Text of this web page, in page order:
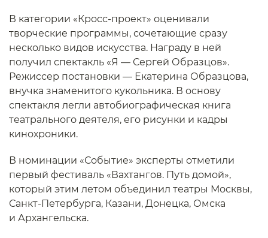
В категории «Кросс-проект» оценивали
творческие программы, сочетающие сразу
несколько видов искусства. Награду в ней
получил спектакль «Я — Сергей Образцов».
Режиссер постановки — Екатерина Образцова,
внучка знаменитого кукольника. В основу
спектакля легли автобиографическая книга
театрального деятеля, его рисунки и кадры
кинохроники.
В номинации «Событие» эксперты отметили
первый фестиваль «Вахтангов. Путь домой»,
который этим летом объединил театры Москвы,
Санкт-Петербурга, Казани, Донецка, Омска
и Архангельска.